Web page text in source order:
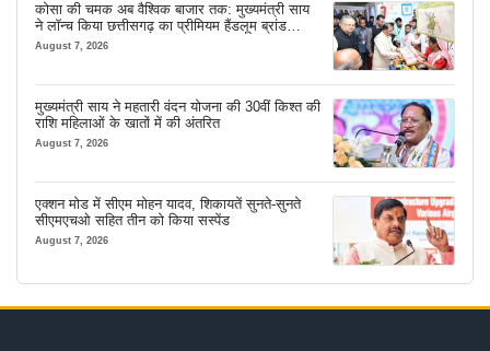
कोसा की चमक अब वैश्विक बाजार तक: मुख्यमंत्री साय
ने लॉन्च किया छत्तीसगढ़ का प्रीमियम हैंडलूम ब्रांड
‘कोशल फैब’
August 7, 2026
मुख्यमंत्री साय ने महतारी वंदन योजना की 30वीं किश्त की
राशि महिलाओं के खातों में की अंतरित
August 7, 2026
एक्शन मोड में सीएम मोहन यादव, शिकायतें सुनते-सुनते
सीएमएचओ सहित तीन को किया सस्पेंड
August 7, 2026